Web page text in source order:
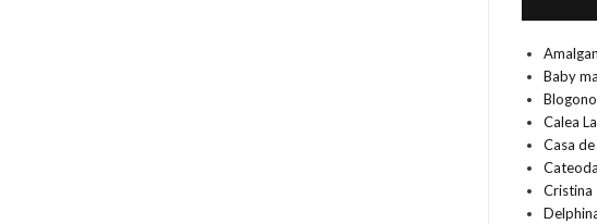
Baby
Calea
Casa
Cristina